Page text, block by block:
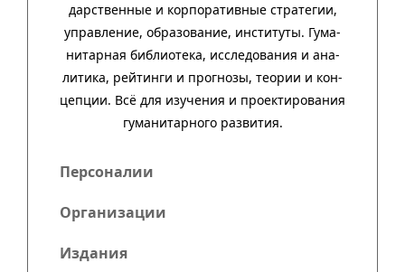
дар­ст­вен­ные и кор­пора­тив­ные стра­тегии,
управ­ле­ние, обра­зо­ва­ние, инсти­туты. Гума­
нитар­ная биб­лио­тека, иссле­до­ва­ния и ана­
ли­тика, рей­тинги и прог­нозы, тео­рии и кон­
цеп­ции. Всё для изу­че­ния и про­ек­тиро­ва­ния
гума­нитар­ного развития.
Персоналии
Организации
Издания